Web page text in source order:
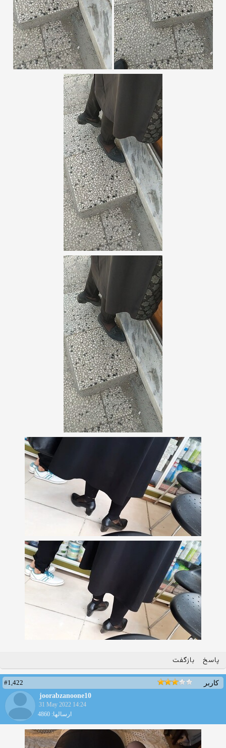
پاسخ بازگفت
کاربر
#1,422
joorabzanoone10
31 May 2022 14:24
ارسالها: 4860